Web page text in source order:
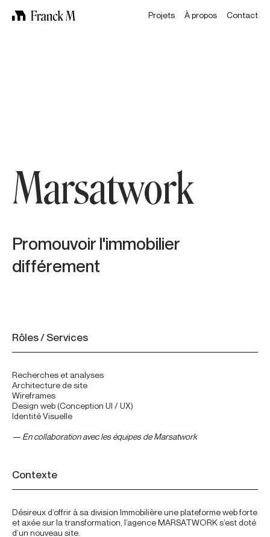
Projets À propos Contact
Marsatwork
Promouvoir l'immobilier
différement
Rôles / Services
Recherches et analyses
Architecture de site
Wireframes
Design web (Conception UI / UX)
Identité Visuelle
— En collaboration avec les équipes de Marsatwork
Contexte
Désireux d’offrir à sa division Immobilière une plateforme web forte
et axée sur la transformation, l’agence MARSATWORK s’est doté
d’un nouveau site.